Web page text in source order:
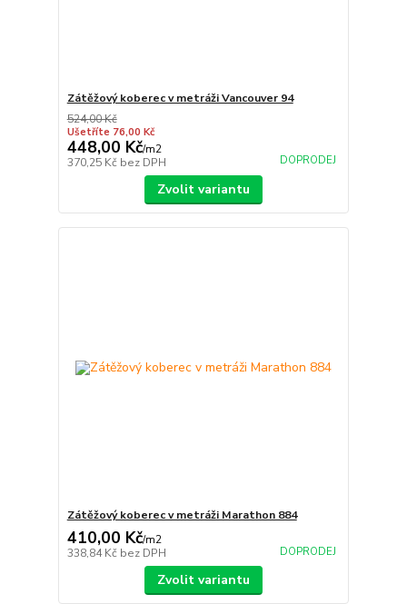
Zátěžový koberec v metráži Vancouver 94
524,00 Kč
Ušetříte 76,00 Kč
448,00 Kč/m2
370,25 Kč bez DPH DOPRODEJ
Zvolit variantu
Zátěžový koberec v metráži Marathon 884
410,00 Kč/m2
338,84 Kč bez DPH DOPRODEJ
Zvolit variantu